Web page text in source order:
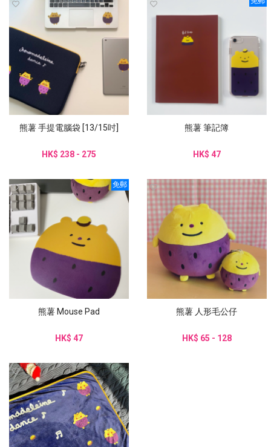
熊薯 手提電腦袋 [13/15吋]
HK$ 238 - 275
熊薯 筆記簿
HK$ 47
免郵
熊薯 Mouse Pad
HK$ 47
熊薯 人形毛公仔
HK$ 65 - 128